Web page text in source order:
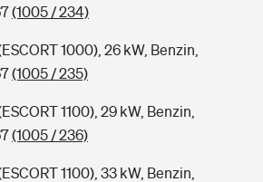
(1005 / 234)
1000), 26 kW, Benzin,
(1005 / 235)
1100), 29 kW, Benzin,
(1005 / 236)
1100), 33 kW, Benzin,